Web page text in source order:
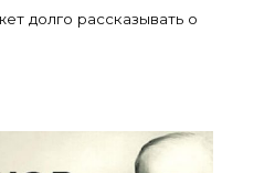
долго рассказывать о